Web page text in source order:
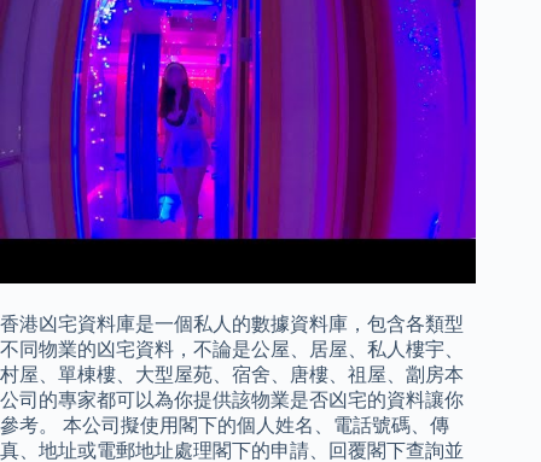
香港凶宅資料庫是一個私人的數據資料庫，包含各類型
不同物業的凶宅資料，不論是公屋、居屋、私人樓宇、
村屋、單棟樓、大型屋苑、宿舍、唐樓、祖屋、劏房本
公司的專家都可以為你提供該物業是否凶宅的資料讓你
參考。 本公司擬使用閣下的個人姓名、電話號碼、傳
真、地址或電郵地址處理閣下的申請、回覆閣下查詢並